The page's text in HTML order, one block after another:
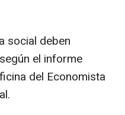
social deben
el informe
del Economista